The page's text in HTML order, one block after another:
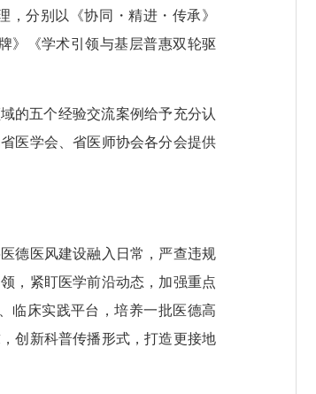
分别以《协同・精进・传承》
》《学术引领与基层普惠双轮驱
的五个经验交流案例给予充分认
医学会、省医师协会各分会提供
德医风建设融入日常，严查违规
，紧盯医学前沿动态，加强重点
临床实践平台，培养一批医德高
创新科普传播形式，打造更接地